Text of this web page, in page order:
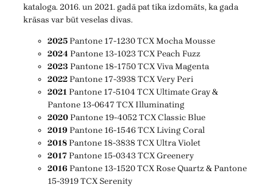
kataloga. 2016. un 2021. gadā pat tika izdomāts, ka gada
krāsas var būt veselas divas.
2025Pantone 17-1230 TCX Mocha Mousse
2024 Pantone 13-1023 TCX Peach Fuzz
2023 Pantone 18-1750 TCX Viva Magenta
2022Pantone 17-3938 TCX Very Peri
2021Pantone 17-5104 TCX Ultimate Gray &
Pantone 13-0647 TCX Illuminating
2020Pantone 19-4052 TCX Classic Blue
2019 Pantone 16-1546 TCX Living Coral
2018Pantone 18-3838 TCX Ultra Violet
2017Pantone 15-0343 TCX Greenery
2016 Pantone 13-1520 TCX Rose Quartz & Pantone
15-3919 TCX Serenity